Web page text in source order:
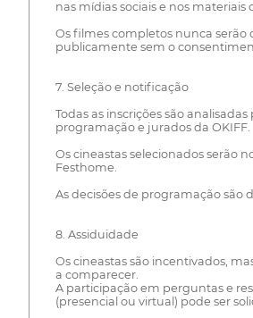
nas mídias sociais e nos materiais
Os filmes completos nunca serão
publicamente sem o
7. Seleção e notificação
Todas as inscrições são
programação e jurados da OKIFF.
Os cineastas selecionados serão
Festhome.
As decisões de programação são
8. Assiduidade
Os cineastas são incentivados,
a comparecer.
A participação em perguntas e
(presencial ou virtual) pode ser